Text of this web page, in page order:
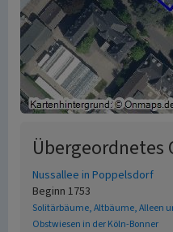
Übergeordnetes
Nussallee in Poppelsdorf
Beginn 1753
Solitärbäume, Altbäume, Alleen
Obstwiesen in der Köln-Bonner